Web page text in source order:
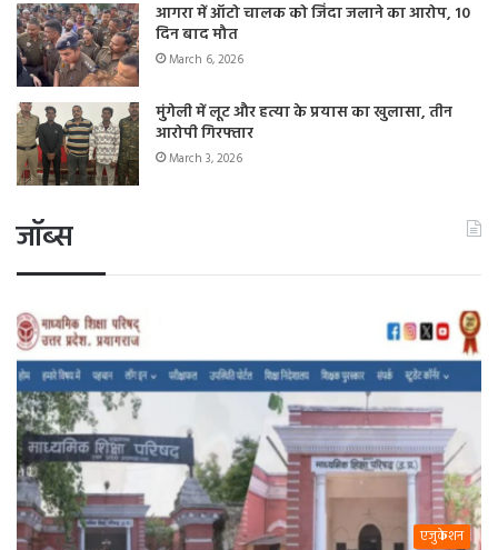
आगरा में ऑटो चालक को जिंदा जलाने का आरोप, 10
दिन बाद मौत
March 6, 2026
मुंगेली में लूट और हत्या के प्रयास का खुलासा, तीन
आरोपी गिरफ्तार
March 3, 2026
जॉब्स
एजुकेशन